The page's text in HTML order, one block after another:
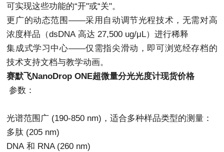
可实现这些功能的“开"或“关"。
更广的动态范围——采用自动调节光程技术，无需对高
浓度样品（dsDNA 高达 27,500 ug/μL）进行稀释
集成式学习中心——仅需指尖滑动，即可浏览经存档的
技术支持文档与教学动画。
赛默飞NanoDrop ONE超微量分光光度计现货价格
参数：
光谱范围广 (190-850 nm)，适合多种样品类型的测量：
多肽 (205 nm)
DNA 和 RNA (260 nm)